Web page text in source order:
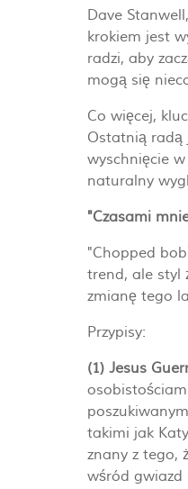
Dave
krokiem jest
radzi, aby
mogą się
Co więcej,
Ostatnią radą
wyschnięcie
naturalny
"Czasami
"Chopped
trend, ale styl
zmianę tego
Przypisy:
(1) Jesus
takimi jak
znany z tego,
wśród gwiazd